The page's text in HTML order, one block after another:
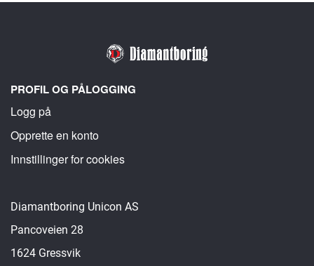
PROFIL OG PÅLOGGING
Logg på
Opprette en konto
Innstillinger for cookies
Diamantboring Unicon AS
Pancoveien 28
1624 Gressvik